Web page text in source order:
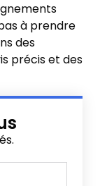
à prendre
des
précis et des